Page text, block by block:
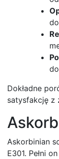
Dokładne
satysfakcję z
Askorbinian
E301. Pełni